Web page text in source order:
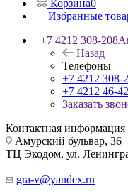
Корзина0
Избранные
+7 4212 308-208
Назад
Телефоны
+7 4212 308-
+7 4212 46-
Заказать
Контактная информация
Амурский бульвар, 36
ТЦ Экодом, ул.
gra-v@yandex.ru